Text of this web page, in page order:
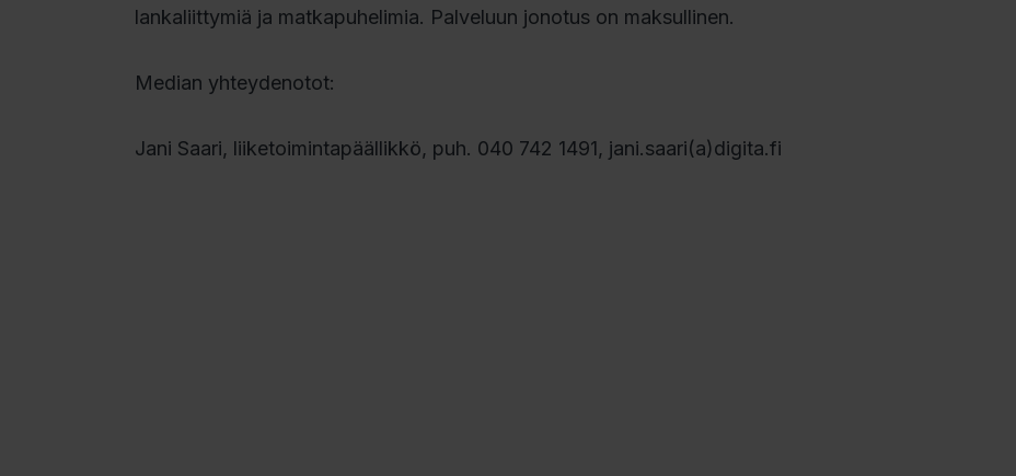
lankaliittymiä ja matkapuhelimia. Palveluun jonotus on maksullinen.
Median yhteydenotot:
Jani Saari, liiketoimintapäällikkö, puh. 040 742 1491, jani.saari(a)digita.fi